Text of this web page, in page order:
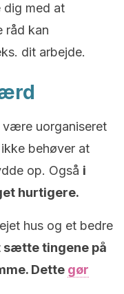
med at
råd kan
dit arbejde.
være uorganiseret
behøver at
op. Også i
hurtigere.
hus og et bedre
sætte tingene på
Dette gør